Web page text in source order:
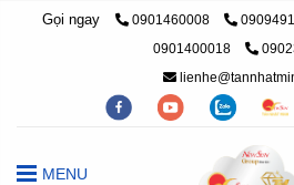
Gọi ngay 0901460008
0901400018
MENU